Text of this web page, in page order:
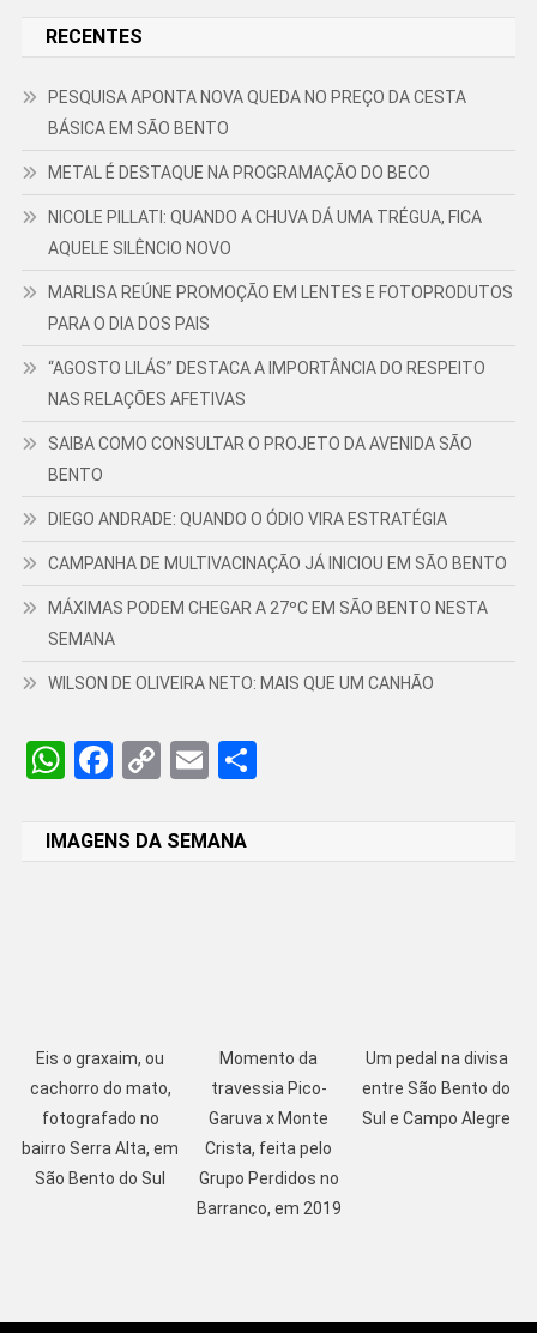
RECENTES
PESQUISA APONTA NOVA QUEDA NO PREÇO DA CESTA
BÁSICA EM SÃO BENTO
METAL É DESTAQUE NA PROGRAMAÇÃO DO BECO
NICOLE PILLATI: QUANDO A CHUVA DÁ UMA TRÉGUA, FICA
AQUELE SILÊNCIO NOVO
MARLISA REÚNE PROMOÇÃO EM LENTES E FOTOPRODUTOS
PARA O DIA DOS PAIS
“AGOSTO LILÁS” DESTACA A IMPORTÂNCIA DO RESPEITO
NAS RELAÇÕES AFETIVAS
SAIBA COMO CONSULTAR O PROJETO DA AVENIDA SÃO
BENTO
DIEGO ANDRADE: QUANDO O ÓDIO VIRA ESTRATÉGIA
CAMPANHA DE MULTIVACINAÇÃO JÁ INICIOU EM SÃO BENTO
MÁXIMAS PODEM CHEGAR A 27ºC EM SÃO BENTO NESTA
SEMANA
WILSON DE OLIVEIRA NETO: MAIS QUE UM CANHÃO
WhatsApp
Facebook
CopyEmailShare
IMAGENS DA SEMANA
Eis o graxaim, ou
cachorro do mato,
fotografado no
bairro Serra Alta, em
São Bento do Sul
Momento da
travessia Pico-
Garuva x Monte
Crista, feita pelo
Grupo Perdidos no
Barranco, em 2019
Um pedal na divisa
entre São Bento do
Sul e Campo Alegre